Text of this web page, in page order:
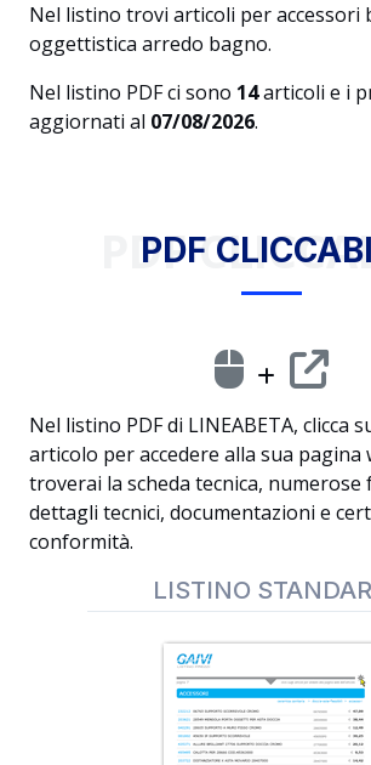
Nel listino trovi articoli per accessori
oggettistica arredo bagno.
Nel listino PDF ci sono 14articoli e i
aggiornati al 07/08/2026.
PDF
PDF
Nel listino PDF di LINEABETA, clicca
articolo per accedere alla sua pagina
troverai la scheda tecnica,
dettagli tecnici, documentazioni e
conformità.
LISTINO